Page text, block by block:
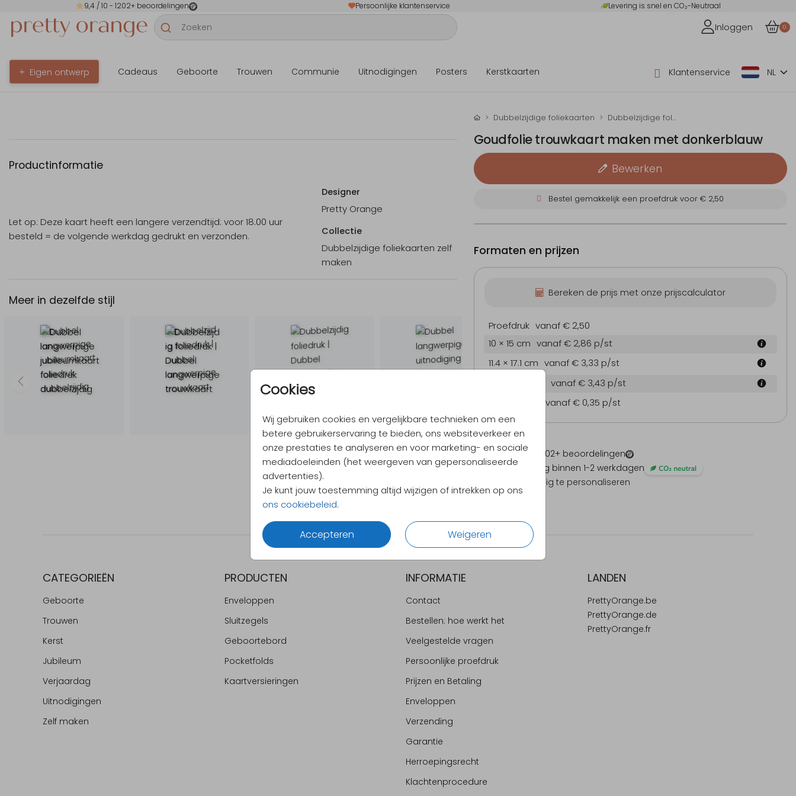
9,4/ 10 - 1202+ beoordelingen Persoonlijke klantenservice Levering is snel en CO₂-Neutraal
Inloggen 0
Eigen ontwerp Cadeaus Geboorte Trouwen Communie Uitnodigingen Posters Kerstkaarten Klantenservice NL
Cookies
Wij gebruiken cookies en vergelijkbare technieken om een
betere gebruikerservaring te bieden, ons websiteverkeer en
onze prestaties te analyseren en voor marketing- en sociale
mediadoeleinden (het weergeven van gepersonaliseerde
advertenties).
Je kunt jouw toestemming altijd wijzigen of intrekken op ons
ons cookiebeleid.
Accepteren Weigeren
Productinformatie
Let op: Deze kaart heeft een langere verzendtijd: voor 18.00 uur
besteld = de volgende werkdag gedrukt en verzonden.
Designer
Pretty Orange
Collectie
Dubbelzijdige foliekaarten zelf
maken
Meer in dezelfde stijl
Dubbelzijdige foliekaarten Dubbelzijdige foliekaarten zelf maken
Goudfolie trouwkaart maken met donkerblauw
Bewerken
Bestel gemakkelijk een proefdruk voor€ 2,50
9,4/ 10 - 1202+ beoordelingen
Verzending binnen 1-2 werkdagen
Alles volledig te personaliseren
Formaten en prijzen
Bereken de prijs met onze prijscalculator
Proefdruk vanaf € 2,50
10 × 15 cm vanaf € 2,86 p/st
11.4 × 17.1 cm vanaf € 3,33 p/st
vanaf € 3,43 p/st
vanaf € 0,35 p/st
CATEGORIEËN
Geboorte
Trouwen
Kerst
Jubileum
Verjaardag
Uitnodigingen
Zelf maken
PRODUCTEN
Enveloppen
Sluitzegels
Geboortebord
Pocketfolds
Kaartversieringen
INFORMATIE
Contact
Bestellen: hoe werkt het
Veelgestelde vragen
Persoonlijke proefdruk
Prijzen en Betaling
Enveloppen
Verzending
Garantie
Herroepingsrecht
Klachtenprocedure
LANDEN
PrettyOrange.be
PrettyOrange.de
PrettyOrange.fr